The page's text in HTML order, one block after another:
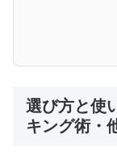
選び方と使
キング術・